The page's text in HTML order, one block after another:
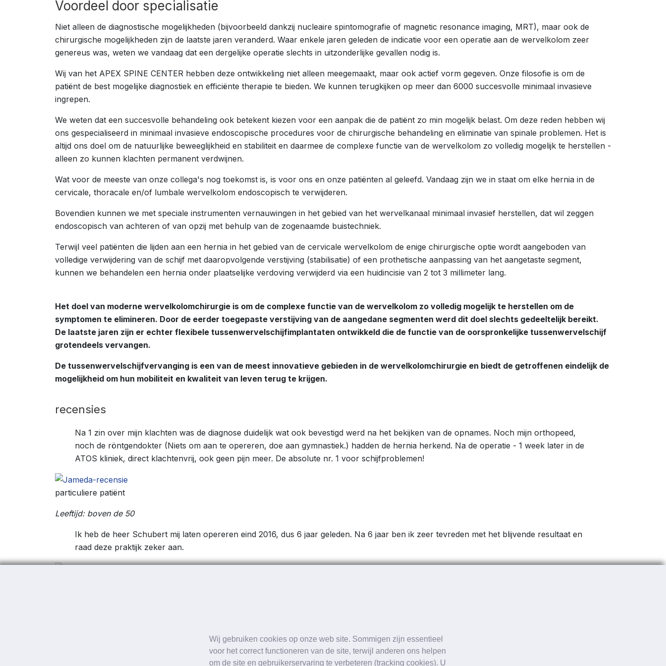
Wij gebruiken cookies op onze web site. Sommigen zijn essentieel
voor het correct functioneren van de site, terwijl anderen ons helpen
om de site en gebruikerservaring te verbeteren (tracking cookies). U
Voordeel door specialisatie
Niet alleen de diagnostische mogelijkheden (bijvoorbeeld dankzij nucleaire spintomografie of magnetic resonance imaging, MRT), maar ook de
chirurgische mogelijkheden zijn de laatste jaren veranderd. Waar enkele jaren geleden de indicatie voor een operatie aan de wervelkolom zeer
genereus was, weten we vandaag dat een dergelijke operatie slechts in uitzonderlijke gevallen nodig is.
Wij van het APEX SPINE CENTER hebben deze ontwikkeling niet alleen meegemaakt, maar ook actief vorm gegeven. Onze filosofie is om de
patiënt de best mogelijke diagnostiek en efficiënte therapie te bieden. We kunnen terugkijken op meer dan 6000 succesvolle minimaal invasieve
ingrepen.
We weten dat een succesvolle behandeling ook betekent kiezen voor een aanpak die de patiënt zo min mogelijk belast. Om deze reden hebben wij
ons gespecialiseerd in minimaal invasieve endoscopische procedures voor de chirurgische behandeling en eliminatie van spinale problemen. Het is
altijd ons doel om de natuurlijke beweeglijkheid en stabiliteit en daarmee de complexe functie van de wervelkolom zo volledig mogelijk te herstellen -
alleen zo kunnen klachten permanent verdwijnen.
Wat voor de meeste van onze collega's nog toekomst is, is voor ons en onze patiënten al geleefd. Vandaag zijn we in staat om elke hernia in de
cervicale, thoracale en/of lumbale wervelkolom endoscopisch te verwijderen.
Bovendien kunnen we met speciale instrumenten vernauwingen in het gebied van het wervelkanaal minimaal invasief herstellen, dat wil zeggen
endoscopisch van achteren of van opzij met behulp van de zogenaamde buistechniek.
Terwijl veel patiënten die lijden aan een hernia in het gebied van de cervicale wervelkolom de enige chirurgische optie wordt aangeboden van
volledige verwijdering van de schijf met daaropvolgende verstijving (stabilisatie) of een prothetische aanpassing van het aangetaste segment,
kunnen we behandelen een hernia onder plaatselijke verdoving verwijderd via een huidincisie van 2 tot 3 millimeter lang.
Het doel van moderne wervelkolomchirurgie is om de complexe functie van de wervelkolom zo volledig mogelijk te herstellen om de
symptomen te elimineren. Door de eerder toegepaste verstijving van de aangedane segmenten werd dit doel slechts gedeeltelijk bereikt.
De laatste jaren zijn er echter flexibele tussenwervelschijfimplantaten ontwikkeld die de functie van de oorspronkelijke tussenwervelschijf
grotendeels vervangen.
De tussenwervelschijfvervanging is een van de meest innovatieve gebieden in de wervelkolomchirurgie en biedt de getroffenen eindelijk de
mogelijkheid om hun mobiliteit en kwaliteit van leven terug te krijgen.
recensies
Na 1 zin over mijn klachten was de diagnose duidelijk wat ook bevestigd werd na het bekijken van de opnames. Noch mijn orthopeed,
noch de röntgendokter (Niets om aan te opereren, doe aan gymnastiek.) hadden de hernia herkend. Na de operatie - 1 week later in de
ATOS kliniek, direct klachtenvrij, ook geen pijn meer. De absolute nr. 1 voor schijfproblemen!
particuliere patiënt
Leeftijd: boven de 50
Ik heb de heer Schubert mij laten opereren eind 2016, dus 6 jaar geleden. Na 6 jaar ben ik zeer tevreden met het blijvende resultaat en
raad deze praktijk zeker aan.
Snelle en betrouwbare eerste beoordeling van uw klachten via het online formulier